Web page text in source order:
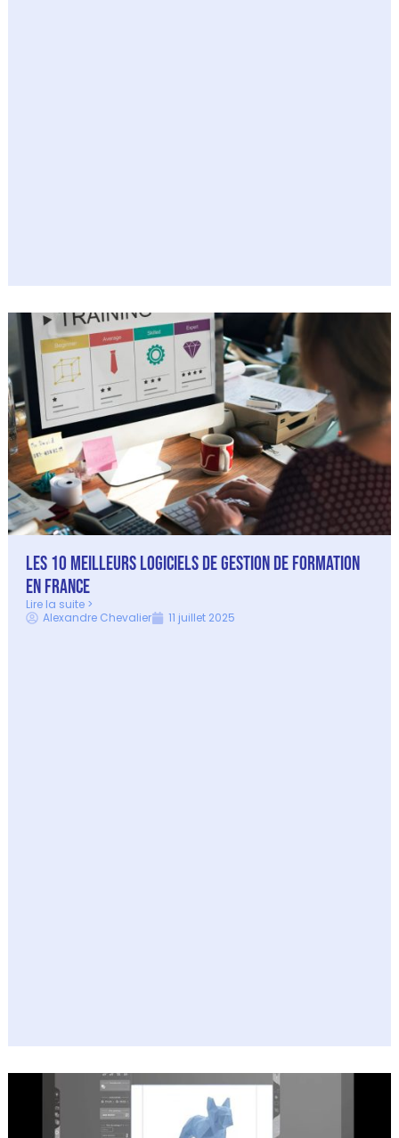
Les 10 meilleurs logiciels de gestion de formation
en France
Lire la suite >
Alexandre Chevalier
11 juillet 2025